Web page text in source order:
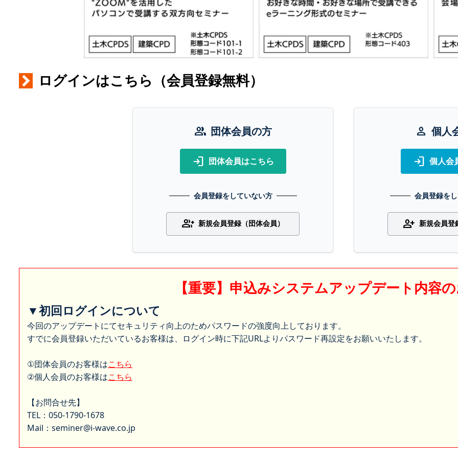
ログインはこちら（会員登録無料）
group 団体会員の方
login 団体会員はこちら
会員登録をしていない方
group_add 新規会員登録（団体会員）
person 個人
login 個人会
会員登録を
person_add 新規会員登
【重要】申込みシステムアップデート内容
▼初回ログインについて
今回のアップデートにてセキュリティ向上のためパスワードの強度向上しております。
すでに会員登録いただいているお客様は、ログイン時に下記URLよりパスワード再設定をお願いいたします。
①団体会員のお客様はこちら
②個人会員のお客様はこちら
【お問合せ先】
TEL：050-1790-1678
Mail：seminer@i-wave.co.jp